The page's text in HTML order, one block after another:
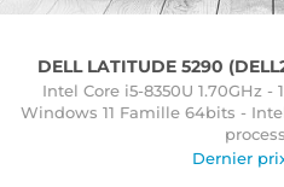
DELL LATITUDE 5290
Intel Core i5-8350U 1.70GHz -
Windows 11 Famille 64bits -
Dernier